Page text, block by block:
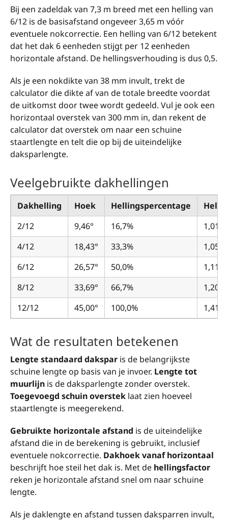
Bij een zadeldak van 7,3 m breed met een helling van
6/12 is de basisafstand ongeveer 3,65 m vóór
eventuele nokcorrectie. Een helling van 6/12 betekent
dat het dak 6 eenheden stijgt per 12 eenheden
horizontale afstand. De hellingsverhouding is dus 0,5.
Als je een nokdikte van 38 mm invult, trekt de
calculator die dikte af van de totale breedte voordat
de uitkomst door twee wordt gedeeld. Vul je ook een
horizontaal overstek van 300 mm in, dan rekent de
calculator dat overstek om naar een schuine
staartlengte en telt die op bij de uiteindelijke
daksparlengte.
Veelgebruikte dakhellingen
Dakhelling Hoek Hellingspercentage
2/12
9,46° 16,7%
1,014
4/12
18,43° 33,3%
1,054
6/12
26,57° 50,0%
1,118
8/12
33,69° 66,7%
1,202
12/12
45,00° 100,0% 1,414
Wat de resultaten betekenen
Lengte standaard dakspar is de belangrijkste
schuine lengte op basis van je invoer. Lengte tot
muurlijn is de daksparlengte zonder overstek.
Toegevoegd schuin overstek laat zien hoeveel
staartlengte is meegerekend.
Gebruikte horizontale afstand is de uiteindelijke
afstand die in de berekening is gebruikt, inclusief
eventuele nokcorrectie. Dakhoek vanaf horizontaal
beschrijft hoe steil het dak is. Met de hellingsfactor
reken je horizontale afstand snel om naar schuine
lengte.
Als je daklengte en afstand tussen daksparren invult,